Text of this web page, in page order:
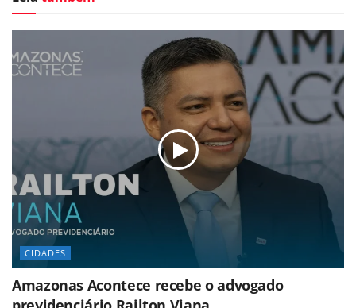
CIDADES
Amazonas Acontece recebe o advogado